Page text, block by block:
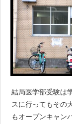
結局医学部受験は
スに行ってもその
もオープンキャン